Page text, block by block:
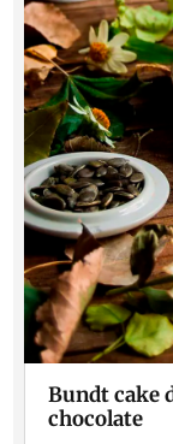
Bundt cake
chocolate